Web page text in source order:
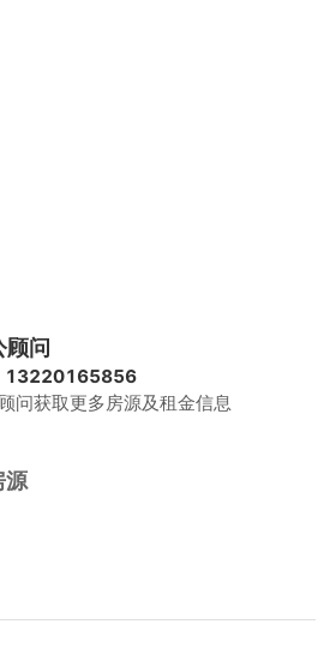
问
13220165856
问获取更多房源及租金信息
源